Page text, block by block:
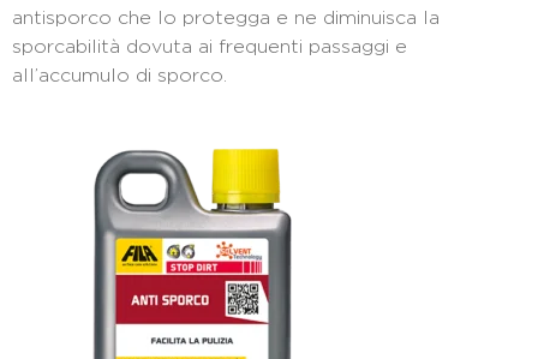
antisporco che lo protegga e ne diminuisca la
sporcabilità dovuta ai frequenti passaggi e
all’accumulo di sporco.